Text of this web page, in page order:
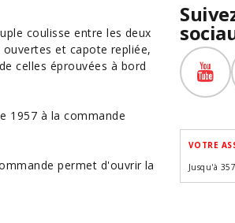
coulisse entre les deux
et capote repliée,
celles éprouvées à bord
1957 à la commande
permet d'ouvrir la
VOTRE
Jusqu'à